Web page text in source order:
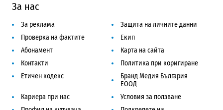
За нас
За реклама
Защита на личните данни
Проверка на фактите
Екип
Абонамент
Карта на сайта
Контакти
Политика при коригиране
Етичен кодекс
Бранд Медия България
ЕООД
Кариера при нас
Условия за ползване